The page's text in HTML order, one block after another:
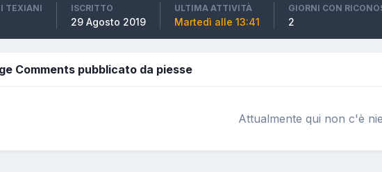
TEXIANI ISCRITTO
29 Agosto 2019
ULTIMA ATTIVITÀ
Martedì alle 13:41
GIORNI CON
2
Comments pubblicato da piesse
Attualmente qui non c'è